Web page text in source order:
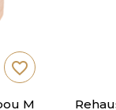
M
favorite_border